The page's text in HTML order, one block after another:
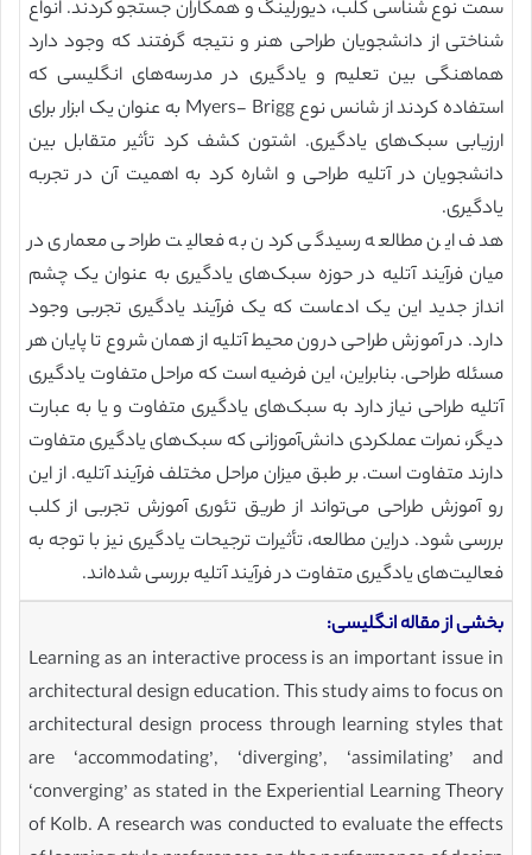
سمت نوع شناسی کُلب، دیورلینگ و همکاران جستجو کردند. انواع
شناختی از دانشجویان طراحی هنر و نتیجه گرفتند که وجود دارد
هماهنگی بین تعلیم و یادگیری در مدرسه‌های انگلیسی که
استفاده کردند از شانس نوع Myers- Brigg به عنوان یک ابزار برای
ارزیابی سبک‌های یادگیری. اشتون کشف کرد تأثیر متقابل بین
دانشجویان در آتلیه طراحی و اشاره کرد به اهمیت آن در تجربه
یادگیری.
هدف این مطالعه رسیدگی کردن به فعالیت طراحی معماری در
میان فرآیند آتلیه در حوزه سبک‌های یادگیری به عنوان یک چشم
انداز جدید این یک ادعاست که یک فرآیند یادگیری تجربی وجود
دارد. در آموزش طراحی درون محیط آتلیه از همان شروع تا پایان هر
مسئله طراحی. بنابراین، این فرضیه است که مراحل متفاوت یادگیری
آتلیه طراحی نیاز دارد به سبک‌های یادگیری متفاوت و یا به عبارت
دیگر، نمرات عملکردی دانش‌آموزانی که سبک‌های یادگیری متفاوت
دارند متفاوت است. بر طبق میزان مراحل مختلف فرآیند آتلیه. از این
رو آموزش طراحی می‌تواند از طریق تئوری آموزش تجربی از کلب
بررسی شود. دراین مطالعه، تأثیرات ترجیحات یادگیری نیز با توجه به
فعالیت‌های یادگیری متفاوت در فرآیند آتلیه بررسی شده‌اند.
بخشی از مقاله انگلیسی:
Learning as an interactive process is an important issue in
architectural design education. This study aims to focus on
architectural design process through learning styles that
are ‘accommodating’, ‘diverging’, ‘assimilating’ and
‘converging’ as stated in the Experiential Learning Theory
of Kolb. A research was conducted to evaluate the effects